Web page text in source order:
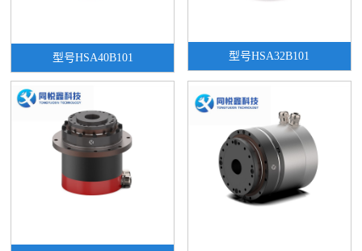
型号HSA40B101 型号HSA32B101